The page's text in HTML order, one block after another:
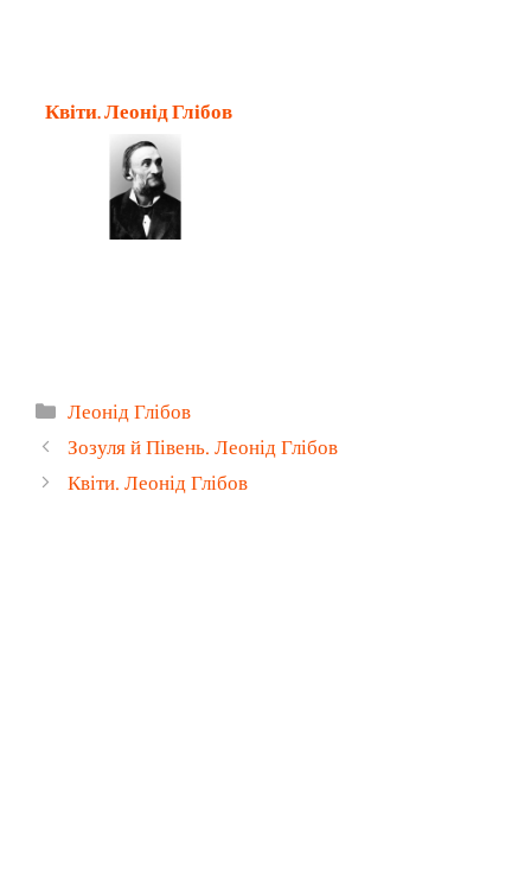
Квіти. Леонід Глібов
Категорії
Леонід Глібов
Зозуля й Півень. Леонід Глібов
Квіти. Леонід Глібов